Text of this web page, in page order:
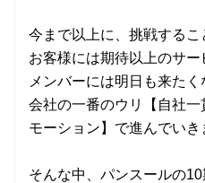
今まで以上に、挑戦するこ
お客様には期待以上のサー
メンバーには明日も来たく
会社の一番のウリ【自社
モーション】で進んでいき
そんな中、パンスールの